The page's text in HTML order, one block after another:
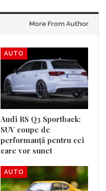
More From Author
AUTO
Audi RS Q3 Sportback:
SUV coupe de
performanță pentru cei
care vor sunet
AUTO